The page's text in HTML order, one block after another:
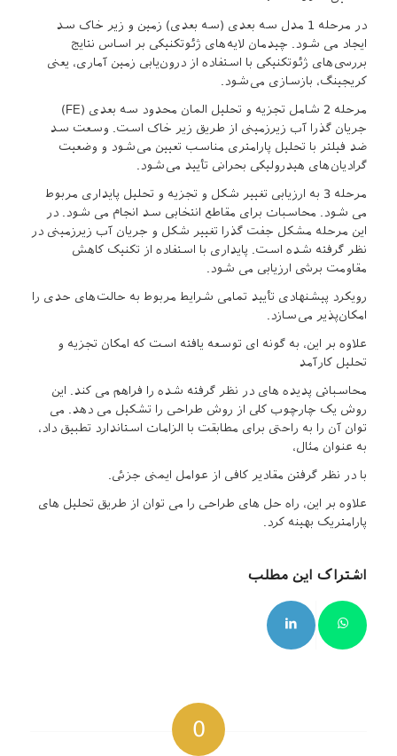
در مرحله 1 مدل سه بعدی (سه بعدی) زمین و زیر خاک سد
ایجاد می شود. چیدمان لایه‌های ژئوتکنیکی بر اساس نتایج
بررسی‌های ژئوتکنیکی با استفاده از درون‌یابی زمین آماری، یعنی
کریجینگ، بازسازی می‌شود.
مرحله 2 شامل تجزیه و تحلیل المان محدود سه بعدی (FE)
جریان گذرا آب زیرزمینی از طریق زیر خاک است. وسعت سد
ضد فیلتر با تحلیل پارامتری مناسب تعیین می‌شود و وضعیت
گرادیان‌های هیدرولیکی بحرانی تأیید می‌شود.
مرحله 3 به ارزیابی تغییر شکل و تجزیه و تحلیل پایداری مربوط
می شود. محاسبات برای مقاطع انتخابی سد انجام می شود. در
این مرحله مشکل جفت گذرا تغییر شکل و جریان آب زیرزمینی در
نظر گرفته شده است. پایداری با استفاده از تکنیک کاهش
مقاومت برشی ارزیابی می شود.
رویکرد پیشنهادی تأیید تمامی شرایط مربوط به حالت‌های حدی را
امکان‌پذیر می‌سازد.
علاوه بر این، به گونه ای توسعه یافته است که امکان تجزیه و
تحلیل کارآمد
محاسباتی پدیده های در نظر گرفته شده را فراهم می کند. این
روش یک چارچوب کلی از روش طراحی را تشکیل می دهد. می
توان آن را به راحتی برای مطابقت با الزامات استاندارد تطبیق داد،
به عنوان مثال،
با در نظر گرفتن مقادیر کافی از عوامل ایمنی جزئی.
علاوه بر این، راه حل های طراحی را می توان از طریق تحلیل های
پارامتریک بهینه کرد.
اشتراک این مطلب
0